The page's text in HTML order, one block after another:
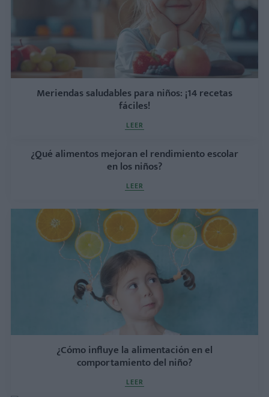
Meriendas saludables para niños: ¡14 recetas
fáciles!
LEER
¿Qué alimentos mejoran el rendimiento escolar
en los niños?
LEER
¿Cómo influye la alimentación en el
comportamiento del niño?
LEER